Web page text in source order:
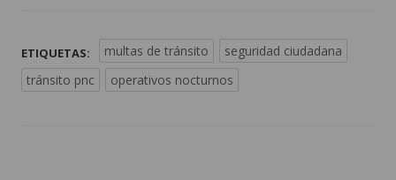
ETIQUETAS: multas de tránsito
seguridad ciudadana
tránsito pnc
operativos nocturnos